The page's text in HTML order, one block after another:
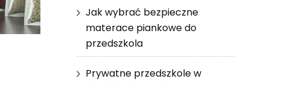
Jak wybrać bezpieczne
materace piankowe do
przedszkola
Prywatne przedszkole w